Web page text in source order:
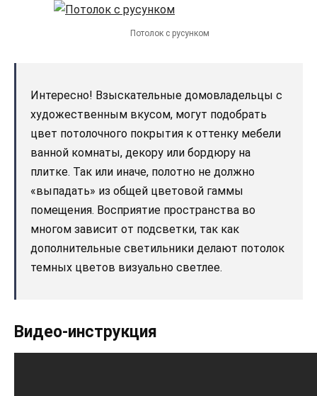
Потолок с русунком
Интересно! Взыскательные домовладельцы с
художественным вкусом, могут подобрать
цвет потолочного покрытия к оттенку мебели
ванной комнаты, декору или бордюру на
плитке. Так или иначе, полотно не должно
«выпадать» из общей цветовой гаммы
помещения. Восприятие пространства во
многом зависит от подсветки, так как
дополнительные светильники делают потолок
темных цветов визуально светлее.
Видео-инструкция